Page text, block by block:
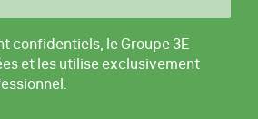
confidentiels, le Groupe 3E
et les utilise exclusivement